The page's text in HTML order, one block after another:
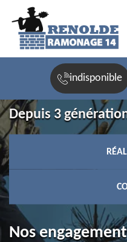
indisponible
Depuis 3
Nos